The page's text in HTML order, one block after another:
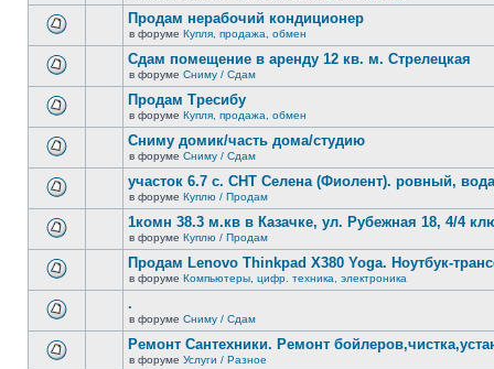
новых
непрочитанных
сообщений.
новых
непрочитанных
сообщений.
новых
непрочитанных
сообщений.
Продам нерабочий кондиционер
в форуме Купля, продажа, обмен
новых
непрочитанных
сообщений.
Сдам помещение в аренду 12 кв. м. Стрелецкая
в форуме Сниму / Сдам
новых
непрочитанных
сообщений.
Продам Тресибу
в форуме Купля, продажа, обмен
новых
непрочитанных
сообщений.
Сниму домик/часть дома/студию
в форуме Сниму / Сдам
новых
непрочитанных
сообщений.
участок 6.7 с. СНТ Селена (Фиолент). ровный,
в форуме Куплю / Продам
новых
непрочитанных
сообщений.
1комн 38.3 м.кв в Казачке, ул. Рубежная 18, 4/4
в форуме Куплю / Продам
новых
непрочитанных
сообщений.
Продам Lenovo Thinkpad X380 Yoga. Ноутбук-
в форуме Компьютеры, цифр. техника, электроника
.
в форуме Сниму / Сдам
Ремонт Сантехники. Ремонт
в форуме Услуги / Разное